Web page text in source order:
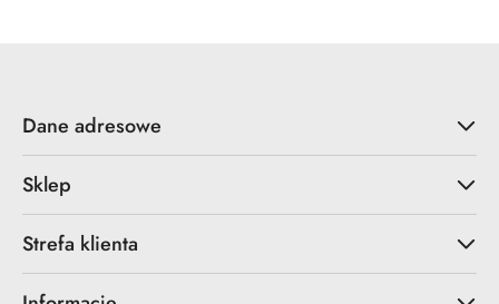
Dane adresowe
Sklep
Strefa klienta